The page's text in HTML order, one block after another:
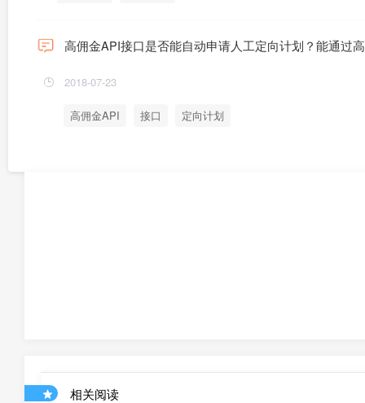
高佣金API接口是否能自动申请人工定向计划？能通过
2018-07-23
高佣金API 接口 定向计划
相关阅读